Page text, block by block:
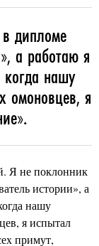
дипломе
а работаю я
нашу
омоновцев, я
».
Я не поклонник
истории», а
нашу
я испытал
примут,